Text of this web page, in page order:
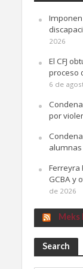
2026
El CFJ
proceso
6 de
por
Ferreyra
GCBA y
de 2026
Meks
Search